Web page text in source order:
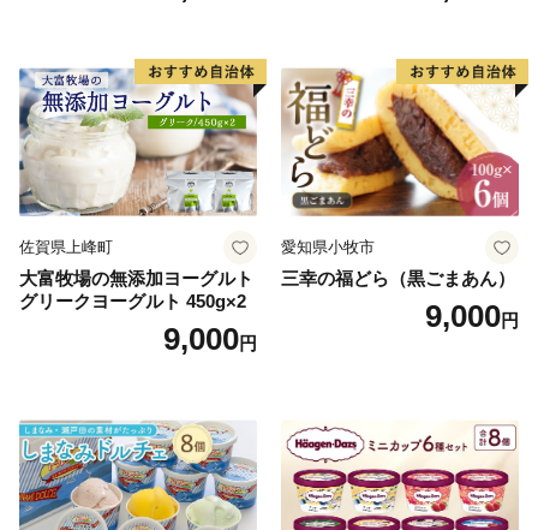
子 菓子 F4N-2298
佐賀県上峰町
大富牧場の無添加ヨーグルト
グリークヨーグルト 450g×2
9,000円
愛知県小牧市
三幸の福どら（黒ごまあん）
9,000円